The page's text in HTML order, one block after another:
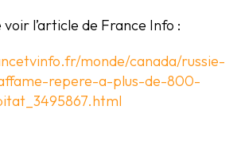
l’article de France Info :
monde/canada/russie-
repere-a-plus-de-800-